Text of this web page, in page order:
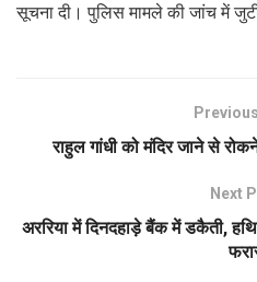
सूचना दी। पुलिस मामले की जांच में
राहुल गांधी को मंदिर जाने से
Next
अररिया में दिनदहाड़े बैंक में डकैती,